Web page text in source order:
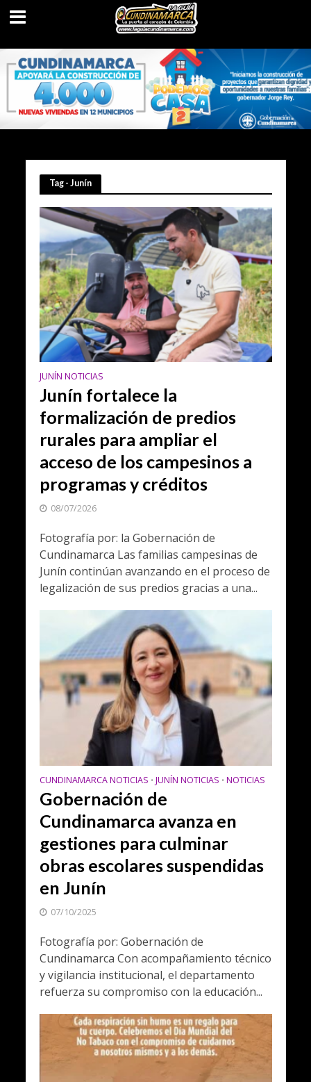
Tag - Junín
JUNÍN NOTICIAS
Junín fortalece la
formalización de predios
rurales para ampliar el
acceso de los campesinos a
programas y créditos
08/07/2026
Fotografía por: la Gobernación de
Cundinamarca Las familias campesinas de
Junín continúan avanzando en el proceso de
legalización de sus predios gracias a una...
CUNDINAMARCA NOTICIAS • JUNÍN NOTICIAS • NOTICIAS
Gobernación de
Cundinamarca avanza en
gestiones para culminar
obras escolares suspendidas
en Junín
07/10/2025
Fotografía por: Gobernación de
Cundinamarca Con acompañamiento técnico
y vigilancia institucional, el departamento
refuerza su compromiso con la educación...